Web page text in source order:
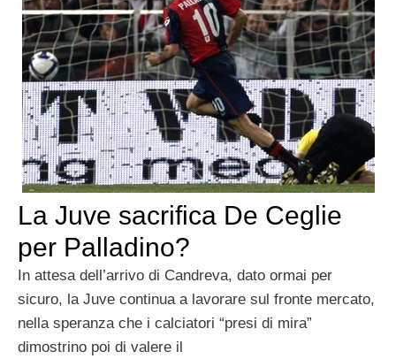
La Juve sacrifica De Ceglie
per Palladino?
In attesa dell’arrivo di Candreva, dato ormai per
sicuro, la Juve continua a lavorare sul fronte mercato,
nella speranza che i calciatori “presi di mira”
dimostrino poi di valere il